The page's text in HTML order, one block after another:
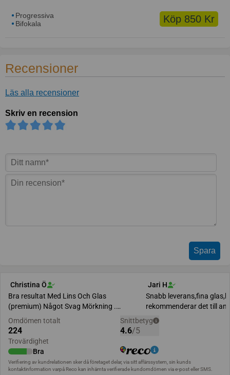
Köp 850 Kr
Progressiva
Bifokala
Recensioner
Läs alla recensioner
Skriv en recension